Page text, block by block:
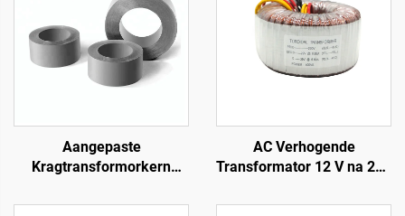
Aangepaste
Kragtransformorkern
Uitgang vir Audio-
AC Verhogende
Transformator 12 V na 220
Toroidale Transformator